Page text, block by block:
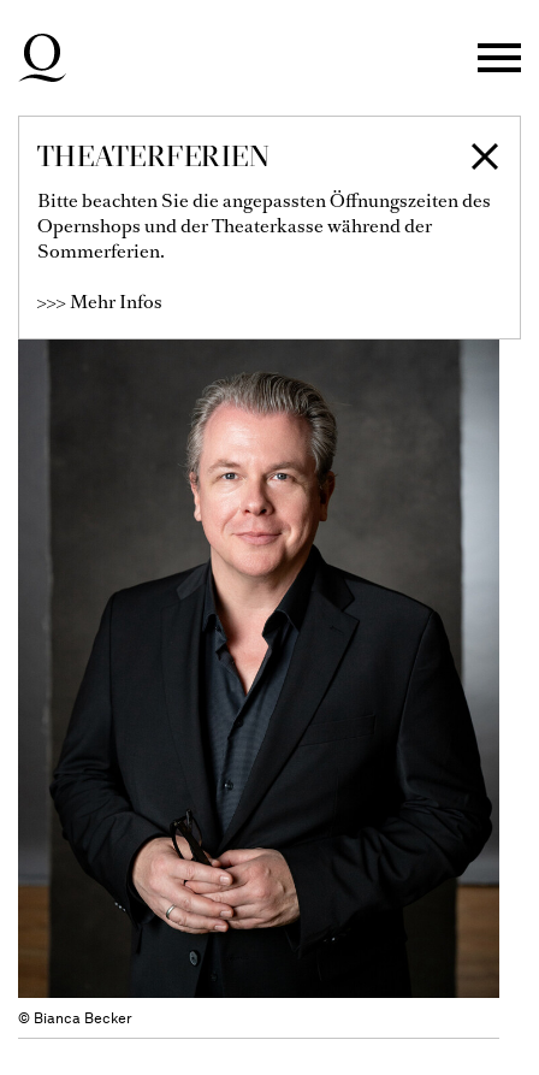
Zur Hauptnavigation springen
Zum Hauptinhalt springen
Zum Footer springen
THEATERFERIEN
Bitte beachten Sie die angepassten Öffnungszeiten des
Opernshops und der Theaterkasse während der
Sommerferien.
>>> Mehr Infos
MOMME HINRICHS
© Bianca Becker